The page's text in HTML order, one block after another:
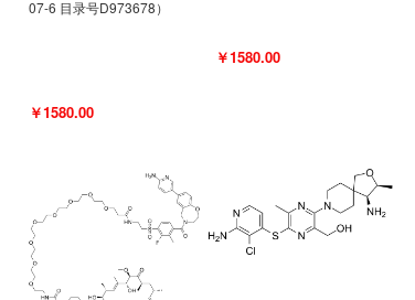
07-6 目录号D973678）
￥1580.00
￥1580.00